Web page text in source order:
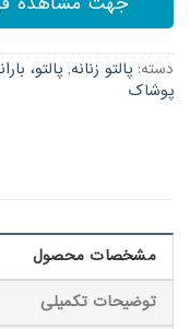
دسته: پالتو زنانه, پالتو،
پوشاک
مشخصات محصول
توضیحات تکمیلی